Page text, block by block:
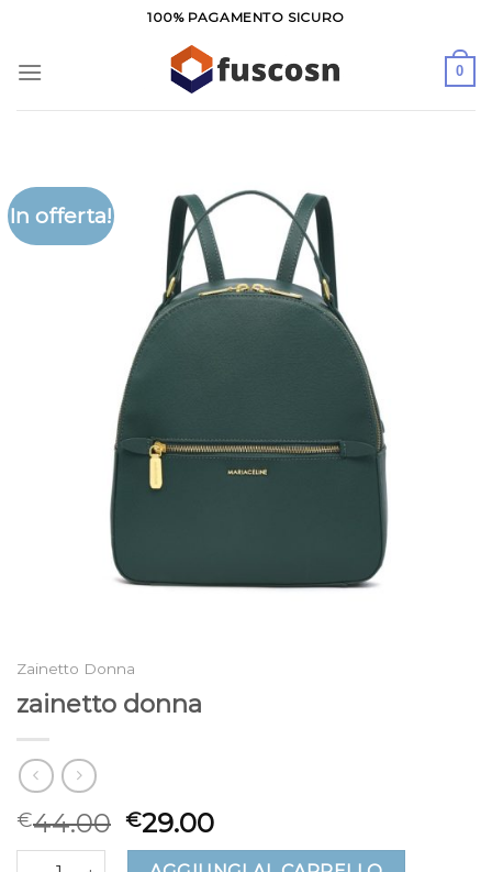
contenuti
100% PAGAMENTO SICURO
0
In offerta!
Zainetto Donna
zainetto donna
€44.00 €29.00
zainetto donna quantità